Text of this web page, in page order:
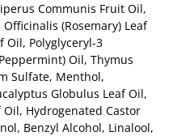
Communis Fruit Oil,
(Rosemary) Leaf
Oil, Polyglyceryl-3
Oil, Thymus
Sulfate, Menthol,
Globulus Leaf Oil,
Oil, Hydrogenated Castor
Benzyl Alcohol, Linalool,